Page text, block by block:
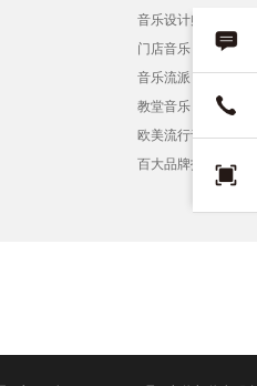
音乐设计师
门店音乐
音乐流派
教堂音乐
欧美流行音乐
百大品牌招募